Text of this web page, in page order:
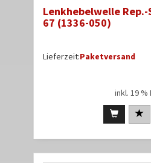
Lenkhebelwelle Rep.-
67 (1336-050)
Lieferzeit:Paketversand
inkl. 19 %